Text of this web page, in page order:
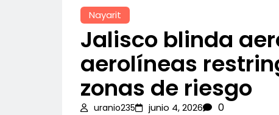
Nayarit
Jalisco blinda
aerolíneas
zonas de riesgo
uranio235 junio 4, 2026 0